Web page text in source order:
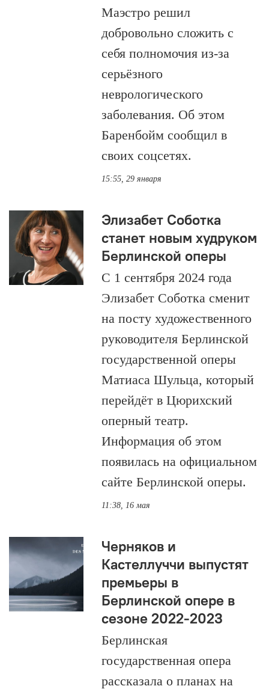
Маэстро решил
добровольно сложить с
себя полномочия из-за
серьёзного
неврологического
заболевания. Об этом
Баренбойм сообщил в
своих соцсетях.
15:55, 29 января
Элизабет Соботка
станет новым худруком
Берлинской оперы
С 1 сентября 2024 года
Элизабет Соботка сменит
на посту художественного
руководителя Берлинской
государственной оперы
Матиаса Шульца, который
перейдёт в Цюрихский
оперный театр.
Информация об этом
появилась на официальном
сайте Берлинской оперы.
11:38, 16 мая
Черняков и
Кастеллуччи выпустят
премьеры в
Берлинской опере в
сезоне 2022-2023
Берлинская
государственная опера
рассказала о планах на